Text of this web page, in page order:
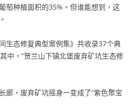
萄种植面积的35%。但谁能想到，这
生态修复典型案例集》共收录37个典
中，“贺兰山下镇北堡废弃矿坑生态修
廊，废弃矿坑摇身一变成了“紫色聚宝